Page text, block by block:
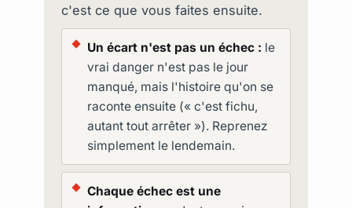
c'est ce que vous faites ensuite.
Un écart n'est pas un échec : le
vrai danger n'est pas le jour
manqué, mais l'histoire qu'on se
raconte ensuite (« c'est fichu,
autant tout arrêter »). Reprenez
simplement le lendemain.
Chaque échec est une